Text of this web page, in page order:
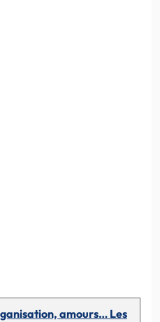
amours… Les